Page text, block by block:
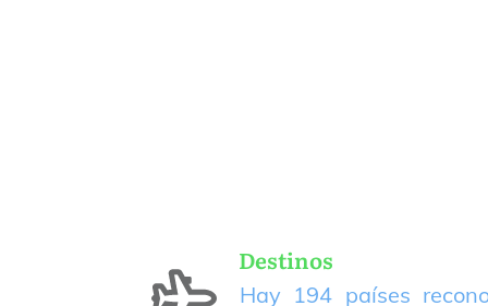
Destinos
Hay 194 países